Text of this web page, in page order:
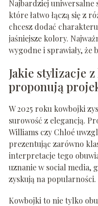
Najbardziej uniwersalne
które łatwo łączą się z
chcesz dodać
jaśniejsze kolory.
wygodne i sprawiały, że
Jakie stylizacje
proponują
W 2025 roku kowbojki
surowość z elegancją.
Williams czy Chloé
prezentując zarówno
interpretacje tego
uznanie w social media,
zyskują na popularności.
Kowbojki to nie tylko